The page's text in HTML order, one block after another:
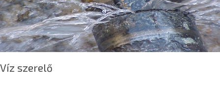
Víz szerelő